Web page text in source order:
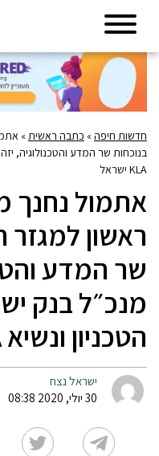
חדשות חיפה» כתבה ראשית»
בנוכחות שר המדע והטכנולוגיה,
KLA ישראל
אתמול נחנך
ראשון למגזר
שר המדע
מנכ״ל בנק
הטכניון ונשיא KLA ישראל
ישראל נצח
30 יולי, 2020 08:38